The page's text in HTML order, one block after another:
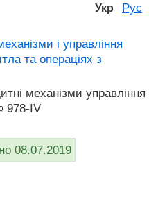
Укр Рус
і управління
та операціях з
механізми управління
978-IV
08.07.2019